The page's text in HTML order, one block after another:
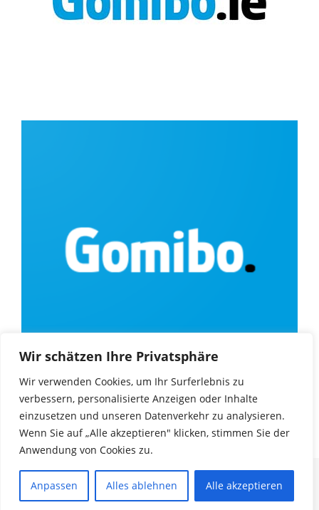
Wir schätzen Ihre Privatsphäre
Wir verwenden Cookies, um Ihr Surferlebnis zu
verbessern, personalisierte Anzeigen oder Inhalte
einzusetzen und unseren Datenverkehr zu analysieren.
Wenn Sie auf „Alle akzeptieren" klicken, stimmen Sie der
Anwendung von Cookies zu.
Anpassen Alles ablehnen Alle akzeptieren
vorbehalten. Unos Magazine Black | Developed
By WpHoot. Powered by
WordPress.